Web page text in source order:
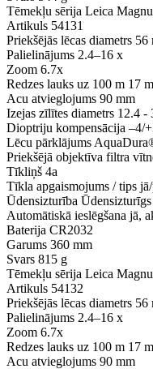
Tēmekļu sērija Leica
Artikuls 54131
Priekšējās lēcas diametrs 56
Palielinājums 2.4–16 x
Zoom 6.7x
Redzes lauks uz 100 m 17
Acu atvieglojums 90 mm
Izejas zīlītes diametrs 12.4 -
Dioptriju kompensācija –4/
Lēcu pārklājums
Priekšējā objektīva filtra
Tīkliņš 4a
Tīkla apgaismojums / tips
Ūdensizturība
Automātiskā ieslēgšana jā,
Baterija CR2032
Garums 360 mm
Svars 815 g
Tēmekļu sērija Leica
Artikuls 54132
Priekšējās lēcas diametrs 56
Palielinājums 2.4–16 x
Zoom 6.7x
Redzes lauks uz 100 m 17
Acu atvieglojums 90 mm